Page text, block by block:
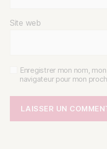
Site web
Enregistrer mon nom,
navigateur pour mon